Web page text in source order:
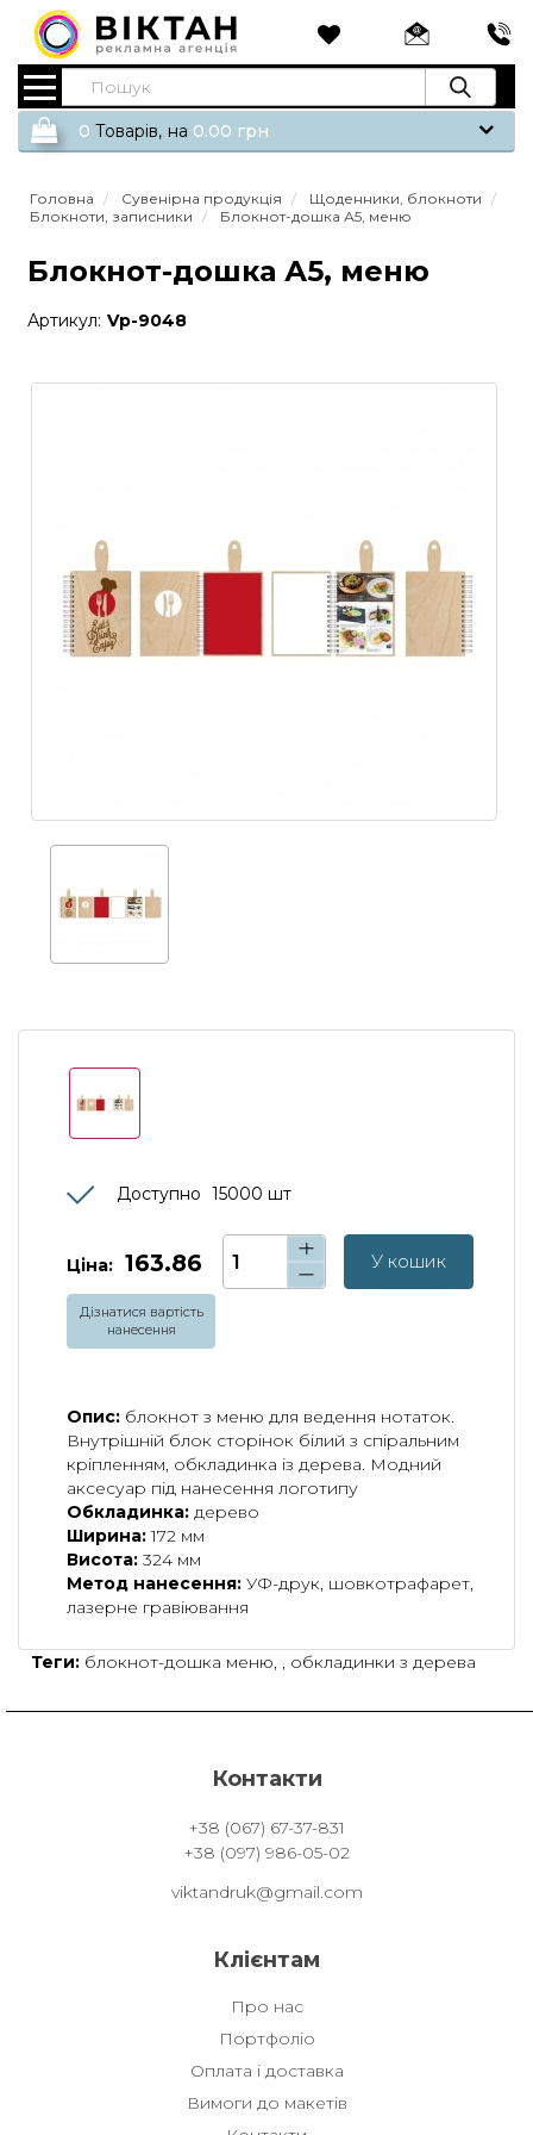
0 Tоварів, на 0.00 грн
Головна Сувенірна продукція
Щоденники, блокноти
Блокноти, записники
Блокнот-дошка А5, меню
Блокнот-дошка А5, меню
Артикул: Vp-9048
Доступно 15000 шт
Ціна: 163.86 У кошик
Дізнатися вартість
нанесення
Опис: блокнот з меню для ведення нотаток.
Внутрішній блок сторінок білий з спіральним
кріпленням, обкладинка із дерева. Модний
аксесуар під нанесення логотипу
Обкладинка: дерево
Ширина:172 мм
Висота: 324 мм
Метод нанесення: УФ-друк, шовкотрафарет,
лазерне гравіювання
Теги: блокнот-дошка меню, , обкладинки з дерева
Контакти
+38 (067) 67-37-831
+38 (097) 986-05-02
viktandruk@gmail.com
Клієнтам
Про нас
Портфоліо
Оплата і доставка
Вимоги до макетів